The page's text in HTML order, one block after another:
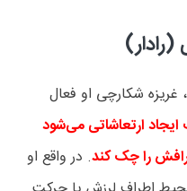
شکارچی او فعال
ارتعاشاتی می‌شود
را چک کند. در واقع او